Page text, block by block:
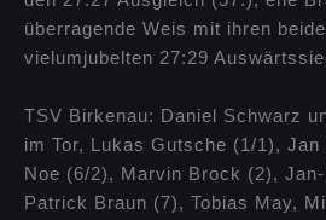
überragende Weis mit ihren
vielumjubelten 27:29
TSV Birkenau: Daniel Schwarz
im Tor, Lukas Gutsche (1/1),
Noe (6/2), Marvin Brock (2),
Patrick Braun (7), Tobias May,